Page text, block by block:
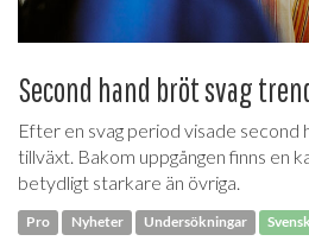
Second hand bröt svag
Efter en svag period visade second
tillväxt. Bakom uppgången finns en
betydligt starkare än övriga.
Pro Nyheter Undersökningar